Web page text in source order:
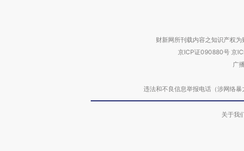
财新网所刊载内容之知识产权
京ICP证090880号 京
广
违法和不良信息举报电话（涉网络
关于我